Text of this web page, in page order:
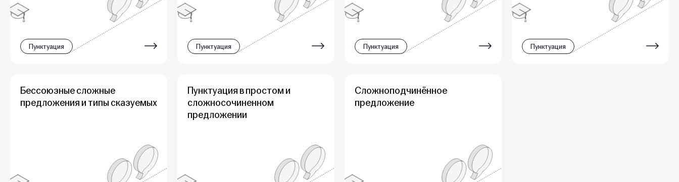
Пунктуация Пунктуация Пунктуация Пунктуация
Бессоюзные сложные
предложения и типы сказуемых
Пунктуация в простом и
сложносочиненном
предложении
Сложноподчинённое
предложение